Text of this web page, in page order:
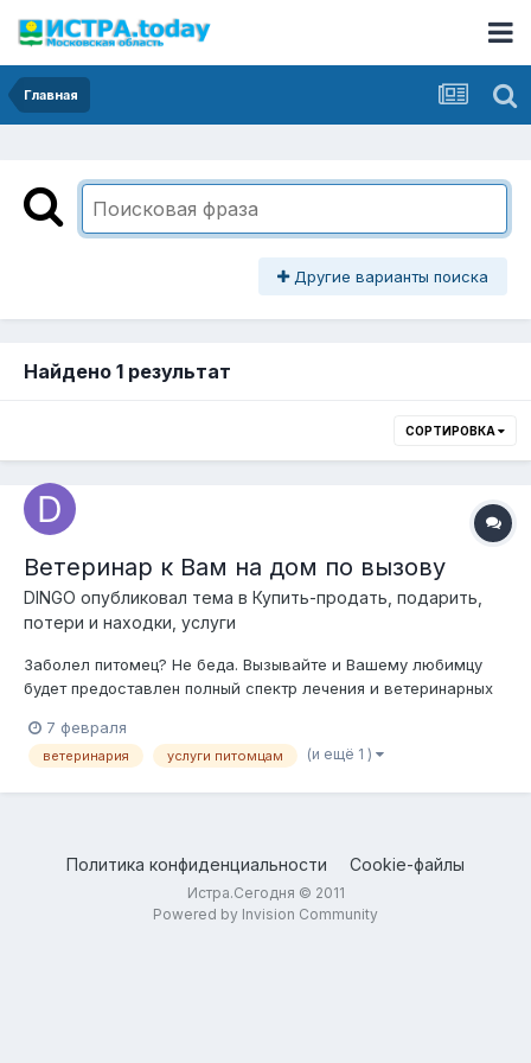
Главная
Другие варианты поиска
Найдено 1 результат
СОРТИРОВКА
Ветеринар к Вам на дом по вызову
DINGO опубликовал тема в Купить-продать, подарить,
потери и находки, услуги
Заболел питомец? Не беда. Вызывайте и Вашему любимцу
будет предоставлен полный спектр лечения и ветеринарных
собачки, птички, грызуны и другие будут здоровы, веселы и
красивы. 8 916 963 7371 Также доступна платная онлайн
7 февраля
ветеринария услуги питомцам (и ещё 1 )
Политика конфиденциальности Cookie-файлы
Истра.Сегодня © 2011
Powered by Invision Community